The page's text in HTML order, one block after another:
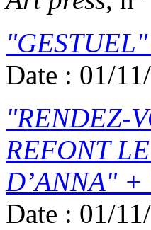
GESTUEL
Date : 01/
RENDEZ-
REFONT
D’ANNA +
Date : 01/